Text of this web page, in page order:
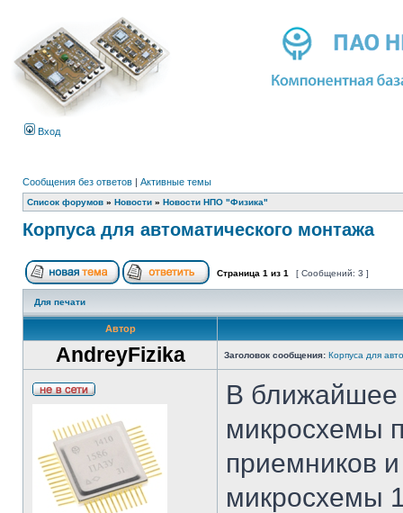
Вход
Сообщения без ответов | Активные темы
Список форумов » Новости » Новости НПО "Физика"
Корпуса для автоматического монтажа
Страница 1 из 1 [ Сообщений: 3 ]
Для печати
Автор
AndreyFizika Заголовок сообщения: Корпуса для
В ближайшее
микросхемы
приемников
микросхемы